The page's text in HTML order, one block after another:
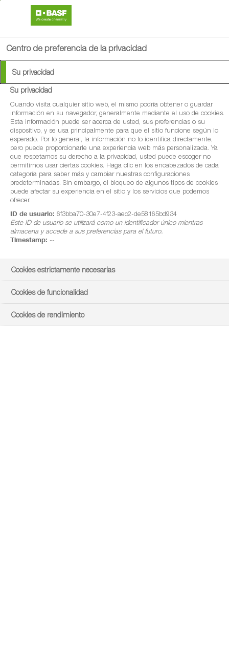
Centro de preferencia de la privacidad
Su privacidad
Su privacidad
Cuando visita cualquier sitio web, el mismo podría obtener o guardar
información en su navegador, generalmente mediante el uso de cookies.
Esta información puede ser acerca de usted, sus preferencias o su
dispositivo, y se usa principalmente para que el sitio funcione según lo
esperado. Por lo general, la información no lo identifica directamente,
pero puede proporcionarle una experiencia web más personalizada. Ya
que respetamos su derecho a la privacidad, usted puede escoger no
permitirnos usar ciertas cookies. Haga clic en los encabezados de cada
categoría para saber más y cambiar nuestras configuraciones
predeterminadas. Sin embargo, el bloqueo de algunos tipos de cookies
puede afectar su experiencia en el sitio y los servicios que podemos
ofrecer.
ID de usuario: 6f3bba70-30e7-4f23-aec2-de58165bd934
Este ID de usuario se utilizará como un identificador único mientras
almacena y accede a sus preferencias para el futuro.
Timestamp: --
Cookies estrictamente necesarias
Cookies de funcionalidad
Cookies de rendimiento